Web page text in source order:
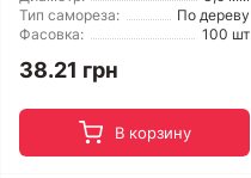
Тип самореза:
По дереву
Фасовка:
100 шт
38.21 грн
В корзину